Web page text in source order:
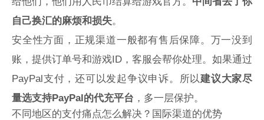
自己换汇的麻烦和损失。
安全性方面，正规渠道一般都有售后保障。万一没到
账，提供订单号和游戏ID，客服会帮你处理。如果通过
PayPal支付，还可以发起争议申诉。所以建议大家尽
量选支持PayPal的代充平台 ，多一层保护。
不同地区的支付痛点怎么解决？国际渠道的优势